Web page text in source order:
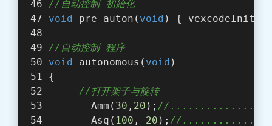
//自动控制 初始化
void
pre_auton( void ) {
//自动控制 程序
void
autonomous( void )
{
//打开架子与旋转
       Amm(
30 , 20 ); //
       Asq(
100 , -20 ); //